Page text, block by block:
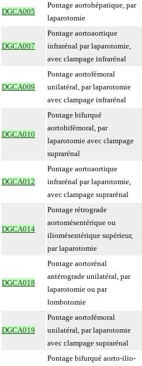
DGCA005
Pontage aortohépatique, par
laparotomie
DGCA007
Pontage aortoaortique
infrarénal par laparotomie,
avec clampage infrarénal
DGCA009
Pontage aortofémoral
unilatéral, par laparotomie
avec clampage infrarénal
DGCA010
Pontage bifurqué
aortobifémoral, par
laparotomie avec clampage
suprarénal
DGCA012
Pontage aortoaortique
infrarénal par laparotomie,
avec clampage suprarénal
DGCA014
Pontage rétrograde
aortomésentérique ou
iliomésentérique supérieur,
par laparotomie
DGCA018
Pontage aortorénal
antérograde unilatéral, par
laparotomie ou par
lombotomie
DGCA019
Pontage aortofémoral
unilatéral, par laparotomie
avec clampage suprarénal
Pontage bifurqué aorto-ilio-